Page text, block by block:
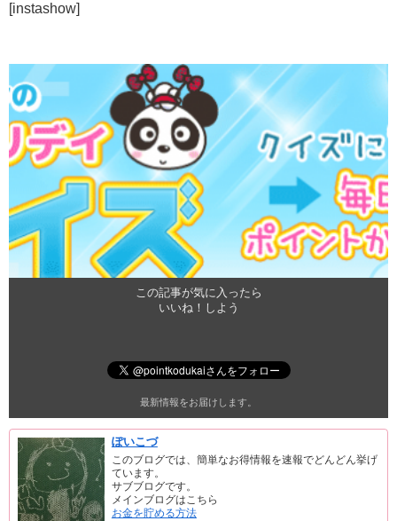
[instashow]
この記事が気に入ったら
いいね！しよう
最新情報をお届けします。
ぽいこづ
このブログでは、簡単なお得情報を速報でどんどん挙げ
ています。
サブブログです。
メインブログはこちら
お金を貯める方法